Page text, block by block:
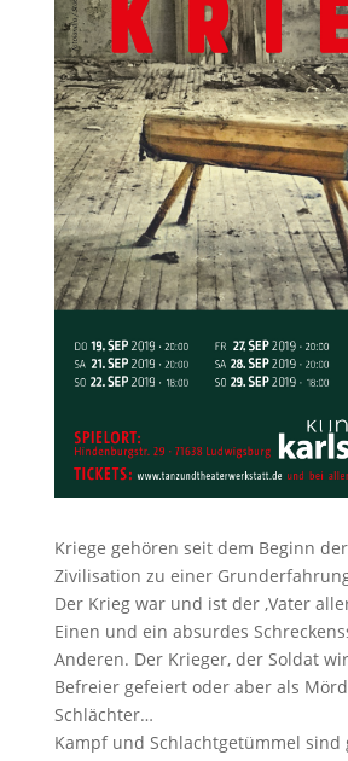
Kriege gehören seit dem Beginn
Zivilisation zu einer
Der Krieg war und ist der ‚Vater
Einen und ein absurdes
Anderen. Der Krieger, der Soldat
Befreier gefeiert oder aber als
Schlächter…
Kampf und Schlachtgetümmel sind